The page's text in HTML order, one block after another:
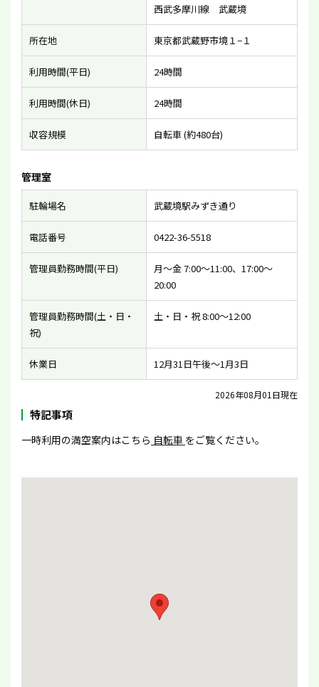
西武多摩川線 武蔵境
所在地 東京都武蔵野市境１−１
利用時間(平日) 24時間
利用時間(休日) 24時間
収容規模 自転車 (約480台)
管理室
駐輪場名 武蔵境駅みずき通り
電話番号 0422-36-5518
管理員勤務時間(平日)
月〜金 7:00〜11:00、17:00〜
20:00
管理員勤務時間(土・日・
祝)
土・日・祝 8:00〜12:00
休業日 12月31日午後〜1月3日
2026年08月01日現在
特記事項
一時利用の満空案内はこちら 自転車 をご覧ください。